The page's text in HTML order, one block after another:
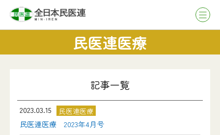
民医連医療
記事一覧
2023.03.15 民医連医療
民医連医療 2023年4月号